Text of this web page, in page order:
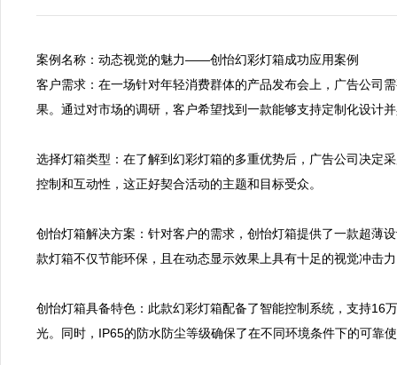
案例名称：动态视觉的魅力——创怡幻彩灯箱成功应用案例
客户需求：在一场针对年轻消费群体的产品发布会上，广告公司
果。通过对市场的调研，客户希望找到一款能够支持定制化设计
选择灯箱类型：在了解到幻彩灯箱的多重优势后，广告公司决定
控制和互动性，这正好契合活动的主题和目标受众。
创怡灯箱解决方案：针对客户的需求，创怡灯箱提供了一款超薄
款灯箱不仅节能环保，且在动态显示效果上具有十足的视觉冲击
创怡灯箱具备特色：此款幻彩灯箱配备了智能控制系统，支持16
光。同时，IP65的防水防尘等级确保了在不同环境条件下的可靠